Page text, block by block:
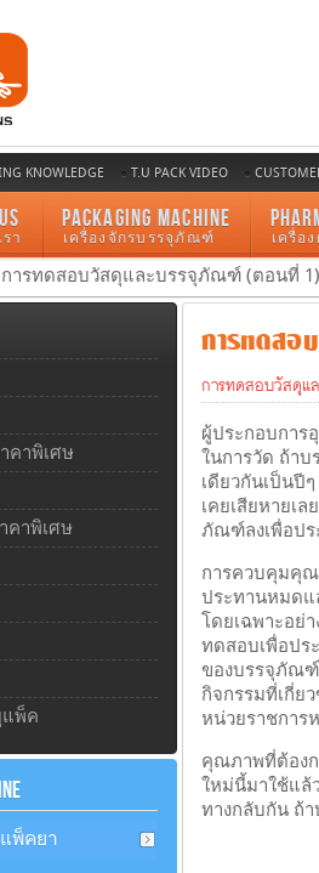
KNOWLEDGE T.U PACK VIDEO
า
PACKAGING MACHINE
เครื่องจักรบรรจุภัณฑ์ เครื่อ
การทดสอบวัสดุและบรรจุภัณฑ์ (ตอนที่ 1)
การทดสอ
การทดสอบวัสดุ
ผู้ประกอบกา
ในการวัด ถ้า
เดียวกันเป็นปี
เคยเสียหายเ
ภัณฑ์ลงเพื่อปร
การควบคุมคุ
ประทานหมดแ
โดยเฉพาะอย่
ทดสอบเพื่อปร
ของบรรจุภัณฑ์
กิจกรรมที่เกี่ย
หน่วยราชการ
คุณภาพที่ต้อง
ใหม่นี้มาใช้แล้
ทางกลับกัน ถ้
คาพิเศษ
คาพิเศษ
พ็ค
แพ็คยา